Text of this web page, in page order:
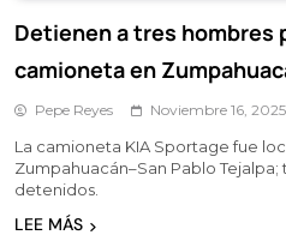
Detienen a tres hombres
camioneta en
Pepe Reyes Noviembre 16, 2025
La camioneta KIA Sportage fue
Zumpahuacán–San Pablo
detenidos.
LEE MÁS